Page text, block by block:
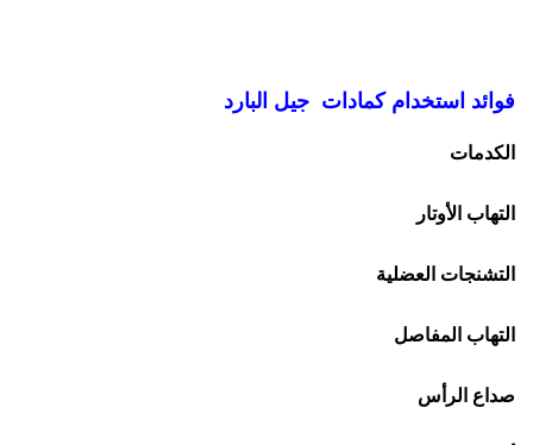
فوائد استخدام كمادات جيل البارد
الكدمات
التهاب الأوتار
التشنجات العضلية
التهاب المفاصل
صداع الرأس